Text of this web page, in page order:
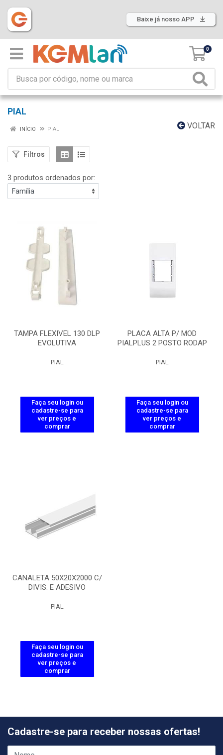
Baixe já nosso APP
0
PIAL
VOLTAR
INÍCIO PIAL
Filtros
3 produtos ordenados por:
TAMPA FLEXIVEL 130 DLP
EVOLUTIVA
PIAL
Faça seu login ou
cadastre-se para
ver preços e
comprar
PLACA ALTA P/ MOD
PIALPLUS 2 POSTO RODAP
PIAL
Faça seu login ou
cadastre-se para
ver preços e
comprar
CANALETA 50X20X2000 C/
DIVIS. E ADESIVO
PIAL
Faça seu login ou
cadastre-se para
ver preços e
comprar
Cadastre-se para receber nossas ofertas!